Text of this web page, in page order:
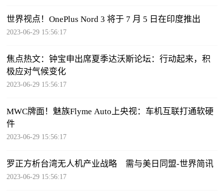
世界视点！OnePlus Nord 3 将于 7 月 5 日在印度推出
2023-06-29 15:56:17
焦点热文：钟宝申出席夏季达沃斯论坛：行动起来，积
极应对气候变化
2023-06-29 15:56:17
MWC牌面！魅族Flyme Auto上央视：车机互联打通软硬
件
2023-06-29 15:56:17
罗正方析台湾无人机产业战略 需与美日同盟-世界简讯
2023-06-29 15:56:17